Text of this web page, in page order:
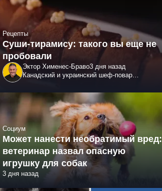
Рецепты
Суши-тирамису: такого вы еще не
пробовали
Эктор Хименес-Браво3 дня назад
Канадский и украинский шеф-повар
телеведущий
Социум
Может нанести необратимый вред:
ветеринар назвал опасную
игрушку для собак
3 дня назад